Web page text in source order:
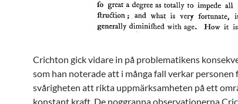
Crichton gick vidare in på problematikens
som han noterade att i många fall verkar personen
svårigheten att rikta uppmärksamheten på ett
konstant kraft. De noggranna observationerna